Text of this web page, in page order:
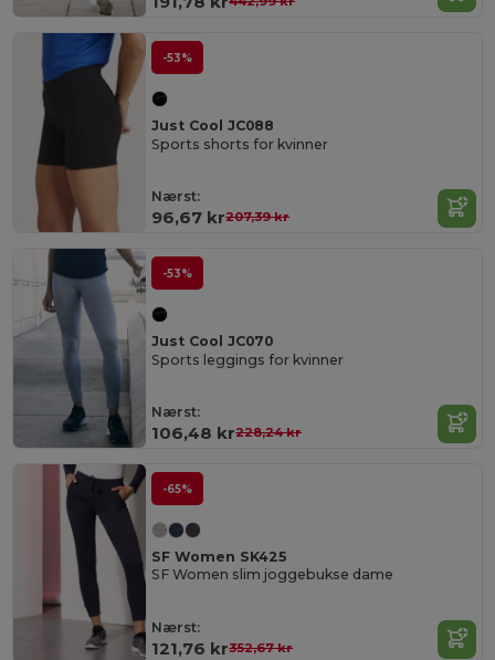
-53%
Just Cool JC088
Sports shorts for kvinner
Nærst:
96,67 kr207,39 kr
-53%
Just Cool JC070
Sports leggings for kvinner
Nærst:
106,48 kr228,24 kr
-65%
SF Women SK425
SF Women slim joggebukse dame
Nærst:
121,76 kr352,67 kr